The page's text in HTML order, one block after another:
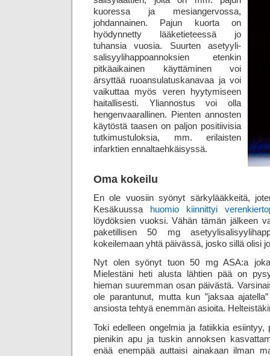
kuoressa ja mesi­angervossa,
johdannainen. Pajun kuorta on
hyödynnetty lääke­tieteessä jo
tuhansia vuosia. Suurten asetyyli­
salisyyli­happo­annoksien etenkin
pitkä­aikainen käyttäminen voi
ärsyttää ruoan­sulatus­kanavaa ja voi
vaikuttaa myös veren hyytymiseen
haitallisesti. Yli­annostus voi olla
hengen­vaarallinen. Pienten annosten
käytöstä taasen on paljon positiivisia
tutkimus­tuloksia, mm. erilaisten
infarktien ennalta­ehkäisyssä.
Oma kokeilu
En ole vuosiin syönyt särkylääkkeitä,
Kesäkuussa huomio kiinnittyi
löydöksien vuoksi. Vähän tämän jälkeen
paketillisen 50 mg
kokeilemaan yhtä päivässä, josko sillä olisi
Nyt olen syönyt tuon 50 mg ASA:a
Mielestäni heti alusta lähtien pää on
hieman suuremman osan päivästä.
ole parantunut, mutta kun ”jaksaa
ansiosta tehtyä enemmän asioita.
Toki edelleen ongelmia ja fatiikkia
pienikin apu ja tuskin annoksen
enää enempää auttaisi ainakaan ilman